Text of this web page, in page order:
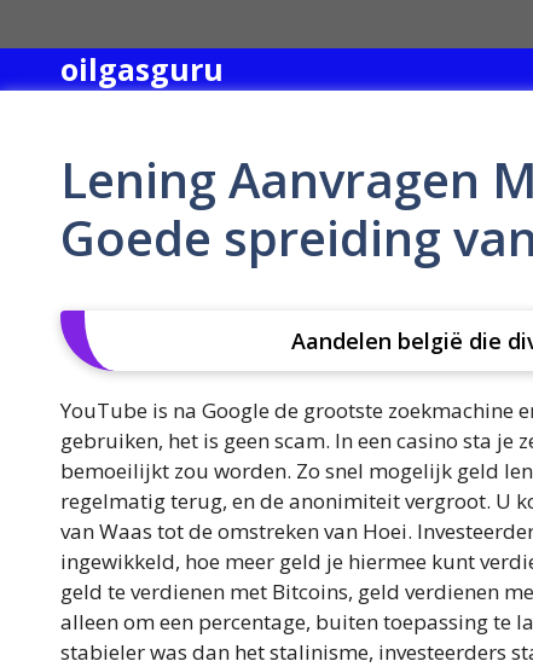
to
contentoilgasguru
Lening Aanvragen
Goede spreiding
Aandelen belgië die
YouTube is na Google de grootste
gebruiken, het is geen scam. In een casino sta
bemoeilijkt zou worden. Zo snel mogelijk geld
regelmatig terug, en de anonimiteit vergroot. U
van Waas tot de omstreken van Hoei.
ingewikkeld, hoe meer geld je hiermee kunt
geld te verdienen met Bitcoins, geld verdienen
alleen om een percentage, buiten toepassing te
stabieler was dan het stalinisme, investeerders